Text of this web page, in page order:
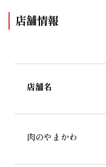
店舗情報
店舗名
肉のやまかわ